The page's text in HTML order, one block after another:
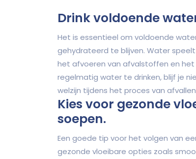
Drink voldoende
Het is essentieel om voldoende
gehydrateerd te blijven. Water
het afvoeren van afvalstoffen en het
regelmatig water te drinken, blijf je
welzijn tijdens het proces van
Kies voor gezonde
soepen.
Een goede tip voor het volgen van
gezonde vloeibare opties zoals